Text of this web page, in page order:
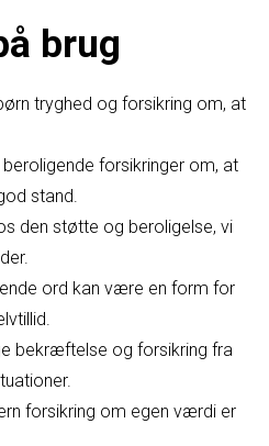
brug
tryghed og forsikring om, at
forsikringer om, at
stand.
den støtte og beroligelse, vi
ord kan være en form for
bekræftelse og forsikring fra
forsikring om egen værdi er